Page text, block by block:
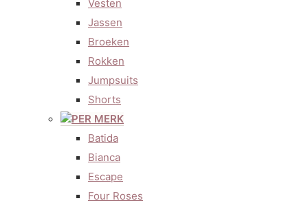
Vesten
Jassen
Broeken
Rokken
Jumpsuits
Shorts
PER MERK
Batida
Bianca
Escape
Four Roses